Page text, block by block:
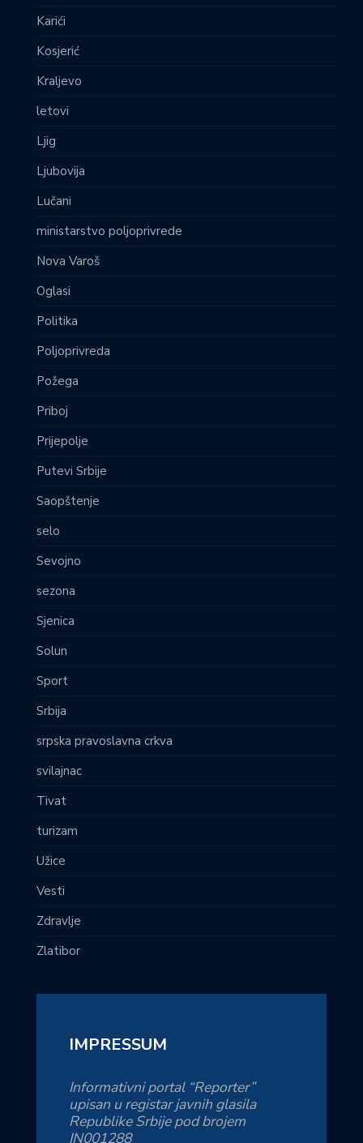
Karići
Kosjerić
Kraljevo
letovi
Ljig
Ljubovija
Lučani
ministarstvo poljoprivrede
Nova Varoš
Oglasi
Politika
Poljoprivreda
Požega
Priboj
Prijepolje
Putevi Srbije
Saopštenje
selo
Sevojno
sezona
Sjenica
Solun
Sport
Srbija
srpska pravoslavna crkva
svilajnac
Tivat
turizam
Užice
Vesti
Zdravlje
Zlatibor
IMPRESSUM
Informativni portal “Reporter”
upisan u registar javnih glasila
Republike Srbije pod brojem
IN001288